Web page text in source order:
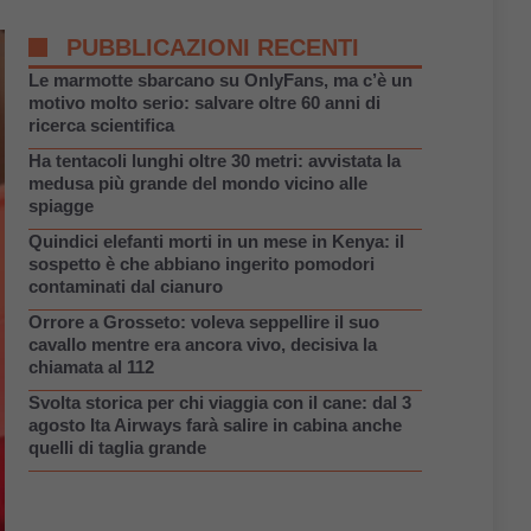
PUBBLICAZIONI RECENTI
Le marmotte sbarcano su OnlyFans, ma c’è un
motivo molto serio: salvare oltre 60 anni di
ricerca scientifica
Ha tentacoli lunghi oltre 30 metri: avvistata la
medusa più grande del mondo vicino alle
spiagge
Quindici elefanti morti in un mese in Kenya: il
sospetto è che abbiano ingerito pomodori
contaminati dal cianuro
Orrore a Grosseto: voleva seppellire il suo
cavallo mentre era ancora vivo, decisiva la
chiamata al 112
Svolta storica per chi viaggia con il cane: dal 3
agosto Ita Airways farà salire in cabina anche
quelli di taglia grande